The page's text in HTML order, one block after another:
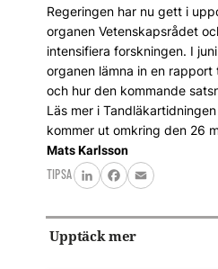
Regeringen har nu gett i
organen Vetenskapsrådet
intensifiera forskningen. I
organen lämna in en
och hur den kommande
Läs mer i
kommer ut omkring den 26
Mats Karlsson
TIPSA
LinkedInFacebook
Email
Upptäck mer